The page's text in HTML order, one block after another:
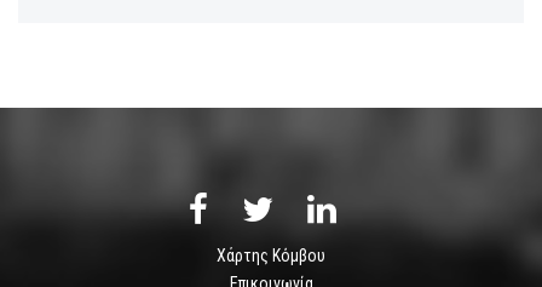
Χάρτης Κόμβου
Επικοινωνία